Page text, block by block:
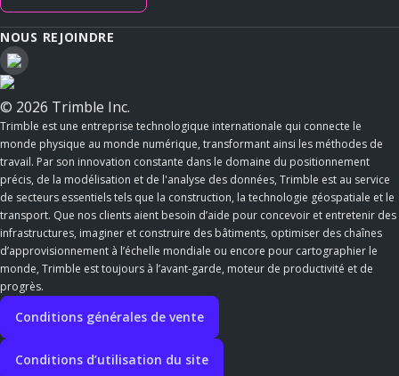
NOUS REJOINDRE
© 2026 Trimble Inc.
Trimble est une entreprise technologique internationale qui connecte le
monde physique au monde numérique, transformant ainsi les méthodes de
travail. Par son innovation constante dans le domaine du positionnement
précis, de la modélisation et de l'analyse des données, Trimble est au service
de secteurs essentiels tels que la construction, la technologie géospatiale et le
transport. Que nos clients aient besoin d’aide pour concevoir et entretenir des
infrastructures, imaginer et construire des bâtiments, optimiser des chaînes
d’approvisionnement à l’échelle mondiale ou encore pour cartographier le
monde, Trimble est toujours à l’avant-garde, moteur de productivité et de
progrès.
Conditions générales de vente
Conditions d’utilisation du site